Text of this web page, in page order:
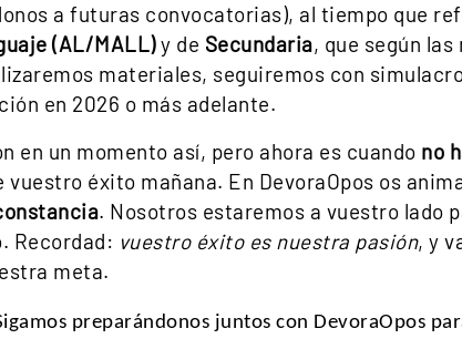
a futuras convocatorias), al tiempo que
(AL/MALL)y de Secundaria, que según
materiales, seguiremos con
en 2026 o más adelante.
en un momento así, pero ahora es cuando no
éxito mañana. En DevoraOpos os
. Nosotros estaremos a vuestro lado
Recordad: vuestro éxito es nuestra pasión, y
meta.
preparándonos juntos con DevoraOpos